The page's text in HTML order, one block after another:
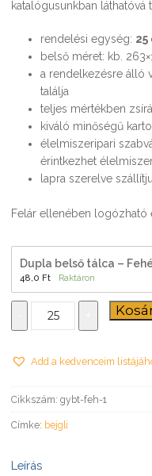
katalógusunkban láthatóvá
rendelési egység:
belső méret: kb.
a rendelkezésre álló
találja
teljes mértékben
kiváló minőségű
élelmiszeripari
érintkezhet
lapra szerelve
Felár ellenében logózható
Dupla belső tálca –
48,0 Ft Raktáron
Dupla
mennyiség
Add a kedvenceim
Cikkszám: gybt-feh-1
Címke: bejgli
Leírás